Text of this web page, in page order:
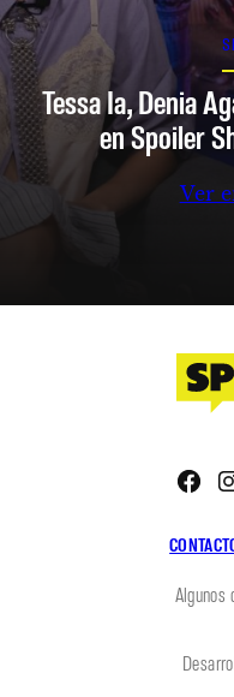
Tessa Ia, Denia
en Spoiler
Ver
Algunos